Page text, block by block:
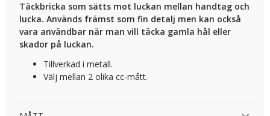
Täckbricka som sätts mot luckan mellan handtag och
lucka. Används främst som fin detalj men kan också
vara användbar när man vill täcka gamla hål eller
skador på luckan.
Tillverkad i metall.
Välj mellan 2 olika cc-mått.